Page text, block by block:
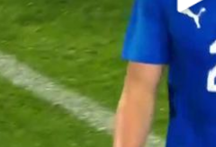
台风白海豚逼近 暴雨大暴雨
“空调24小时开着更省电”
男子杀人后逃进深山21年活
公司“上四休三”但要降薪